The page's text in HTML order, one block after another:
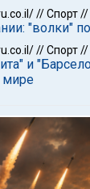
//Спорт//
"волки"
//Спорт//
и
мире